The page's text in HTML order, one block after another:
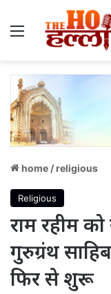
Menu
home /religious
Religious
राम रहीम को
गुरुग्रंथ
फिर से शुरू